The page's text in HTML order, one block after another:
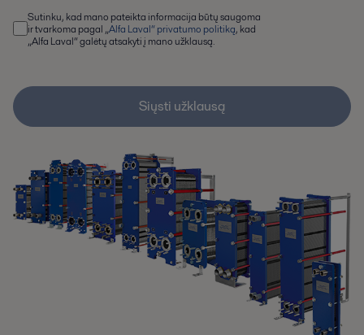
Sutinku, kad mano pateikta informacija būtų saugoma
ir tvarkoma pagal „Alfa Laval“ privatumo politiką, kad
„Alfa Laval“ galėtų atsakyti į mano užklausą.
Siųsti užklausą